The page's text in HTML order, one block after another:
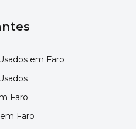
em Faro
Faro
Faro